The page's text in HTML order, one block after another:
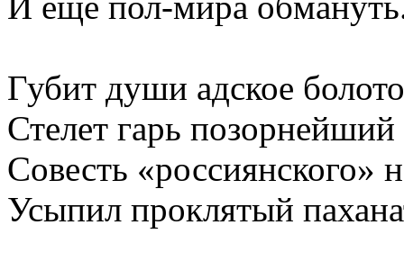
Губит души адское
Стелет гарь
Совесть «россиянского»
Усыпил проклятый